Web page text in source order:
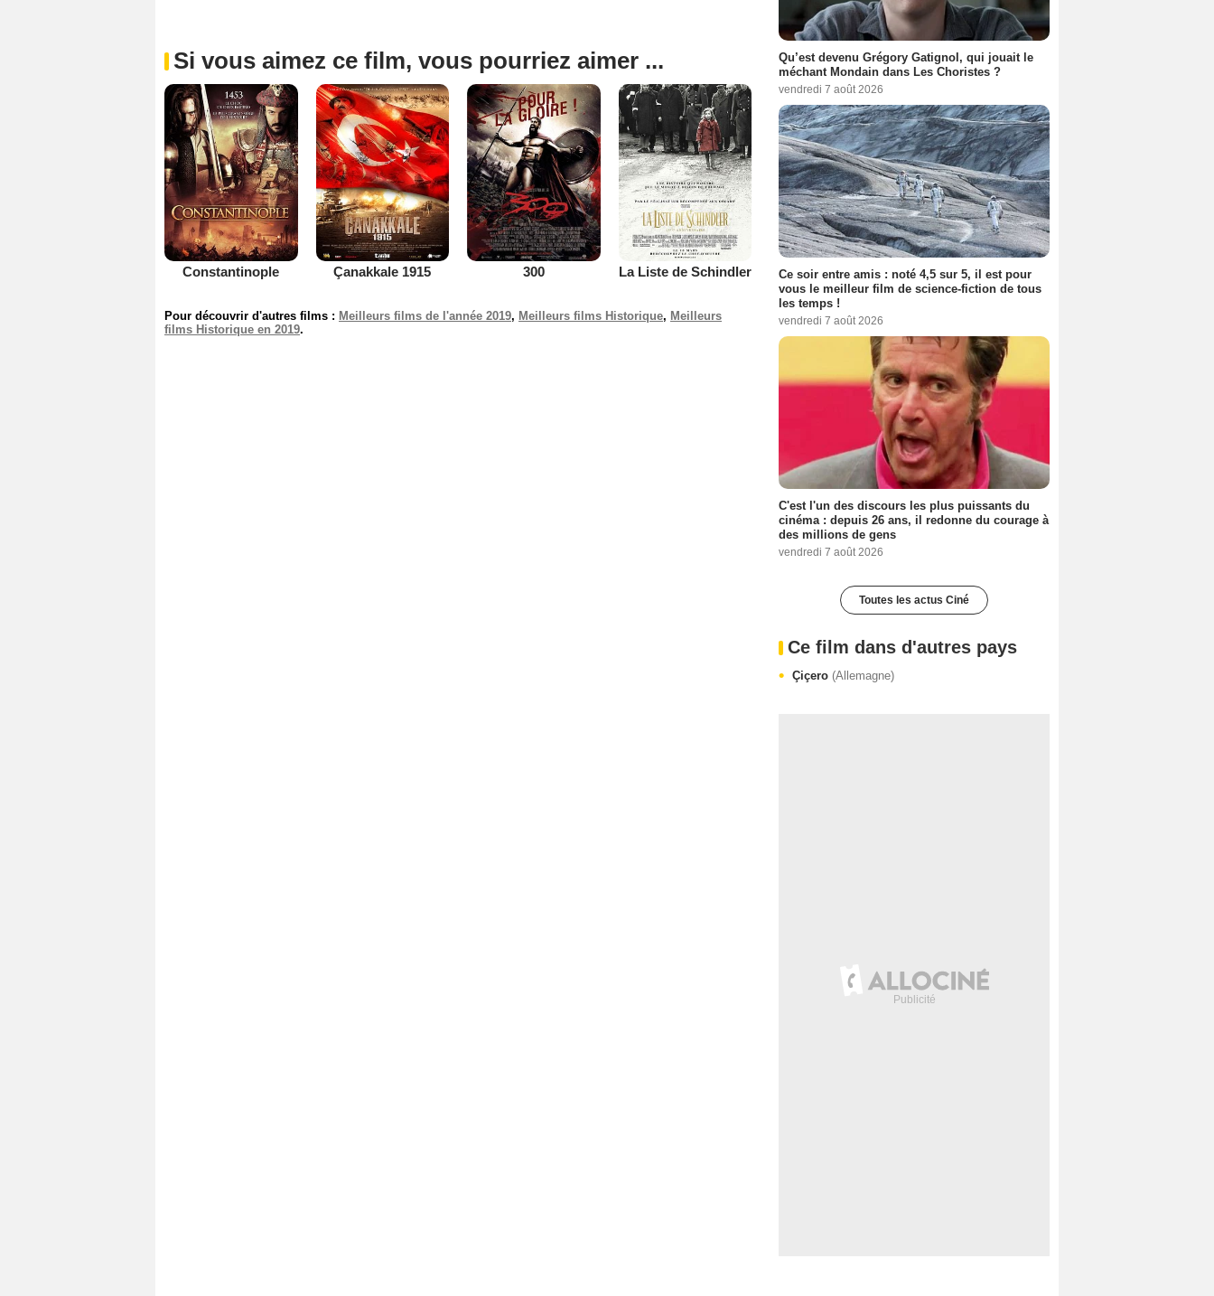
Si vous aimez ce film, vous pourriez aimer ...
Constantinople Çanakkale 1915 300 La Liste de Schindler
Pour découvrir d'autres films : Meilleurs films de l'année 2019, Meilleurs films Historique, Meilleurs
films Historique en 2019.
Qu’est devenu Grégory Gatignol, qui jouait le
méchant Mondain dans Les Choristes ?
vendredi 7 août 2026
Ce soir entre amis : noté 4,5 sur 5, il est pour
vous le meilleur film de science-fiction de tous
les temps !
vendredi 7 août 2026
C'est l'un des discours les plus puissants du
cinéma : depuis 26 ans, il redonne du courage à
des millions de gens
vendredi 7 août 2026
Toutes les actus Ciné
Ce film dans d'autres pays
Çiçero (Allemagne)